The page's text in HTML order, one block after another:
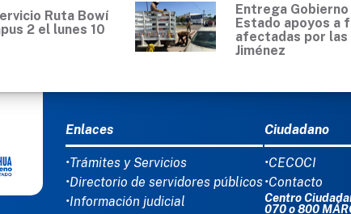
Ruta Bowí
2 el lunes 10
Entrega
Estado apoyos a
afectadas por las
Jiménez
MENÚ DEL PIE
Enlaces
•Trámites y Servicios
•Directorio de servidores públicos
•Información judicial
Ciudadano
•CECOCI
•Contacto
Centro
070 o 800